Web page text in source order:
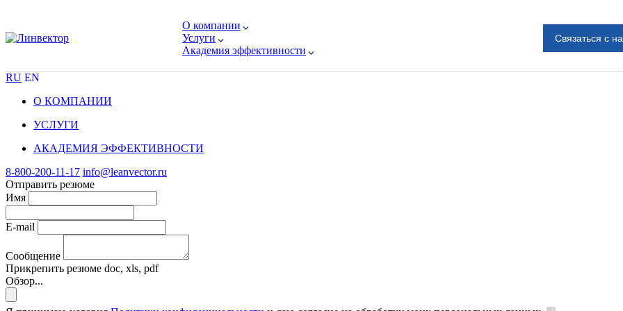
О компании
Услуги
Академия эффективности
Связаться с
RU EN
О КОМПАНИИ
УСЛУГИ
АКАДЕМИЯ ЭФФЕКТИВНОСТИ
8-800-200-11-17 info@leanvector.ru
Отправить резюме
Имя
E-mail
Сообщение
Прикрепить резюме doc, xls, pdf
Обзор...